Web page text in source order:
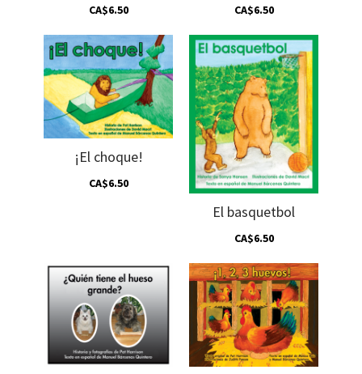
CA$6.50 CA$6.50
¡El choque!
CA$6.50
El basquetbol
CA$6.50